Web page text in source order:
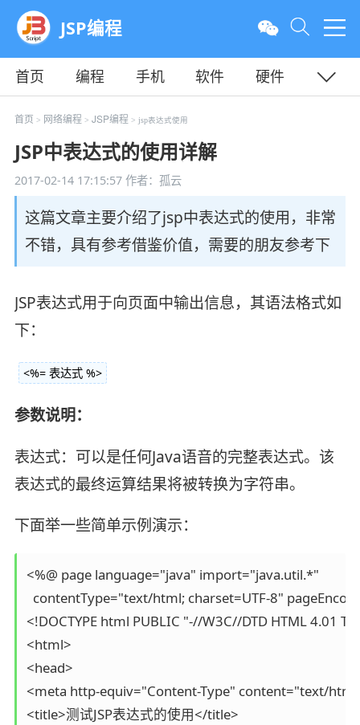
JSP编程
首页 编程 手机 软件
硬件
教程
平面 服务器
首页 > 网络编程 > JSP编程 > jsp表达式使用
JSP中表达式的使用详解
2017-02-14 17:15:57作者：孤云
这篇文章主要介绍了jsp中表达式的使用，非常
不错，具有参考借鉴价值，需要的朋友参考下
JSP表达式用于向页面中输出信息，其语法格式如
下：
<%= 表达式 %>
参数说明：
表达式：可以是任何Java语音的完整表达式。该
表达式的最终运算结果将被转换为字符串。
下面举一些简单示例演示：
<%@ page language="java" import="java.util.*"
contentType="text/html; charset=UTF-8"
<!DOCTYPE html PUBLIC "-//W3C//DTD HTML
<html>
<head>
<meta http-equiv="Content-Type" content="text/
<title>测试JSP表达式的使用</title>